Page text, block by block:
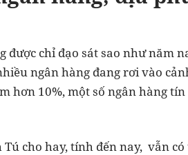
được chỉ đạo sát sao như năm
ngân hàng đang rơi vào
hơn 10%, một số ngân hàng
cho hay, tính đến nay, vẫn